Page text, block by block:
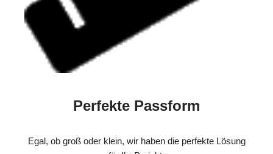
Perfekte Passform
Egal, ob groß oder klein, wir haben die perfekte Lösung